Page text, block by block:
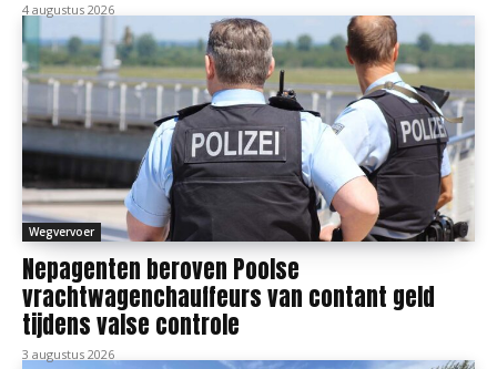
4 augustus 2026
Wegvervoer
Nepagenten beroven Poolse
vrachtwagenchauffeurs van contant geld
tijdens valse controle
3 augustus 2026